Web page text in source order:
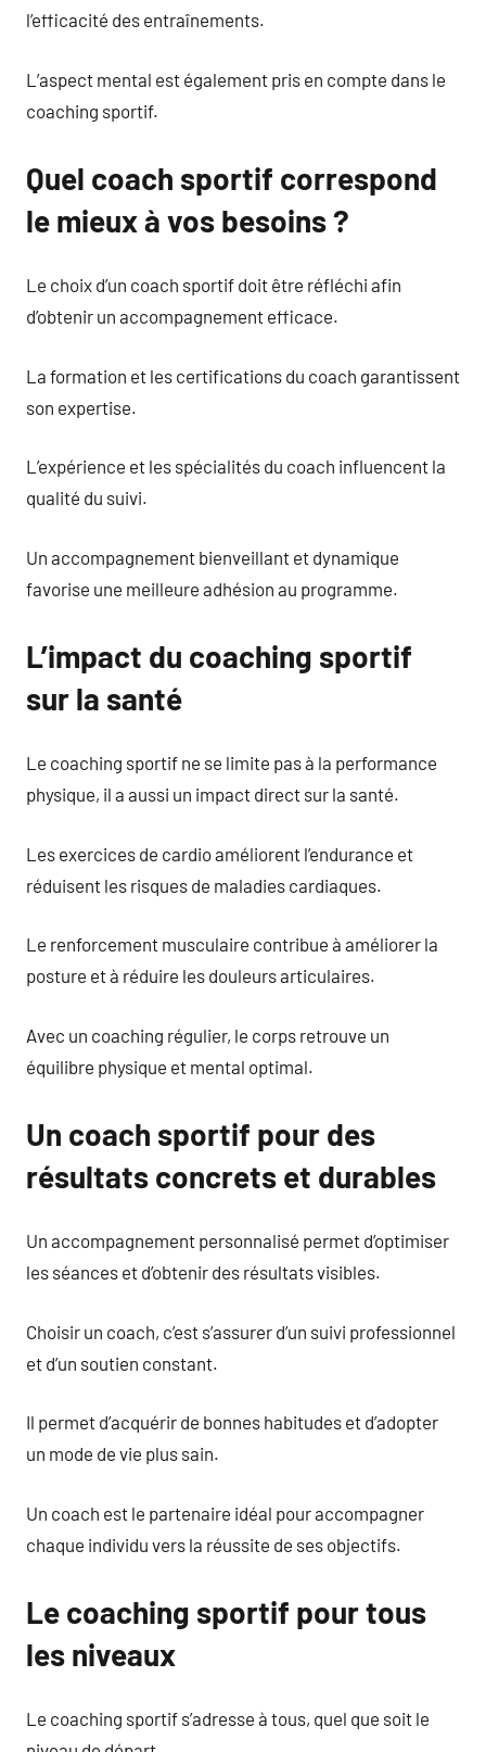
l’efficacité des entraînements.
L’aspect mental est également pris en compte dans le
coaching sportif.
Quel coach sportif correspond
le mieux à vos besoins ?
Le choix d’un coach sportif doit être réfléchi afin
d’obtenir un accompagnement efficace.
La formation et les certifications du coach garantissent
son expertise.
L’expérience et les spécialités du coach influencent la
qualité du suivi.
Un accompagnement bienveillant et dynamique
favorise une meilleure adhésion au programme.
L’impact du coaching sportif
sur la santé
Le coaching sportif ne se limite pas à la performance
physique, il a aussi un impact direct sur la santé.
Les exercices de cardio améliorent l’endurance et
réduisent les risques de maladies cardiaques.
Le renforcement musculaire contribue à améliorer la
posture et à réduire les douleurs articulaires.
Avec un coaching régulier, le corps retrouve un
équilibre physique et mental optimal.
Un coach sportif pour des
résultats concrets et durables
Un accompagnement personnalisé permet d’optimiser
les séances et d’obtenir des résultats visibles.
Choisir un coach, c’est s’assurer d’un suivi professionnel
et d’un soutien constant.
Il permet d’acquérir de bonnes habitudes et d’adopter
un mode de vie plus sain.
Un coach est le partenaire idéal pour accompagner
chaque individu vers la réussite de ses objectifs.
Le coaching sportif pour tous
les niveaux
Le coaching sportif s’adresse à tous, quel que soit le